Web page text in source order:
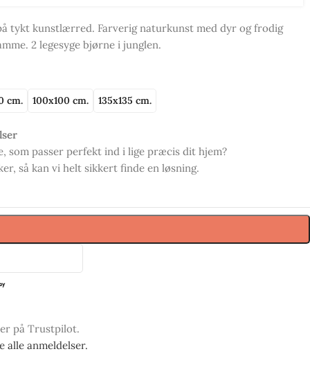
tykt kunstlærred. Farverig naturkunst med dyr og frodig
2 legesyge bjørne i junglen.
cm. 100x100 cm. 135x135 cm.
som passer perfekt ind i lige præcis dit hjem?
så kan vi helt sikkert finde en løsning.
på Trustpilot.
alle anmeldelser.